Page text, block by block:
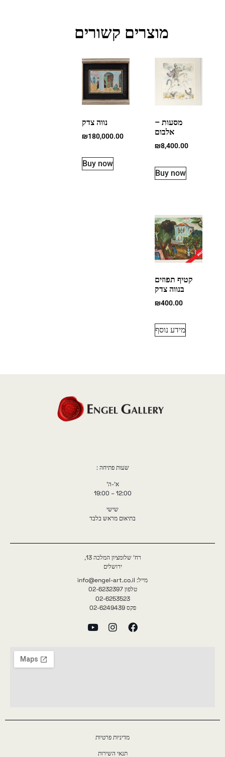
מוצרים קשורים
מסעות –
אלבום
₪8,400.00
Buy now
נווה צדק
₪180,000.00
Buy now
קטיף תפוזים
בנווה צדק
₪400.00
מידע נוסף
שעות פתיחה :
א'-ה'
12:00 – 19:00
שישי
בתיאום מראש בלבד
רח' שלומציון המלכה 13,
ירושלים
מייל: info@engel-art.co.il
טלפון 02-6232397
02-6253523
פקס 02-6249439
מדיניות פרטיות
תנאי השירות